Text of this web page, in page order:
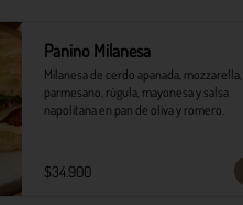
Panino Milanesa
Milanesa de cerdo apanada, mozzarella,
parmesano, rúgula, mayonesa y salsa
napolitana en pan de oliva y romero.
$34.900